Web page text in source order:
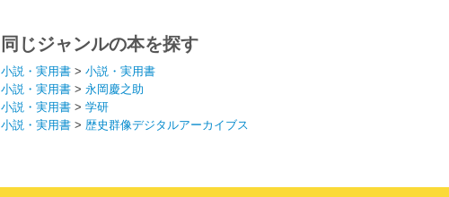
同じジャンルの本を探す
小説・実用書 > 小説・実用書
小説・実用書 > 永岡慶之助
小説・実用書 > 学研
小説・実用書 > 歴史群像デジタルアーカイブス